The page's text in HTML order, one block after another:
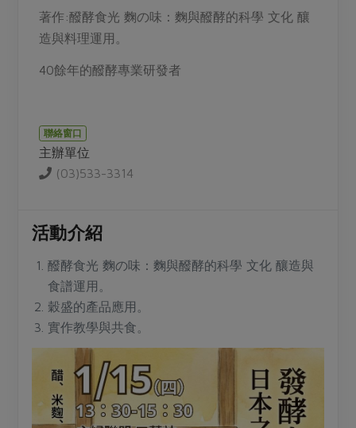
美妝保養 個人清潔
家庭清潔
日用品 圖書禮品
最新產品
優惠專區
樂齡友善
節慶大餐
2024農業發展計畫年度報告
更多議題活動
生活者e週報
綠主張月刊
社務專區
選舉專區
媒體報導
下載專區
社務會議
活動報下載
著作:醱酵食光 麴の味：麴與醱酵的科學 文化 釀
造與料理運用。
40餘年的醱酵專業研發者
聯絡窗口
主辦單位
(03)533-3314
活動介紹
醱酵食光 麴の味：麴與醱酵的科學 文化 釀造與
食譜運用。
穀盛的產品應用。
實作教學與共食。